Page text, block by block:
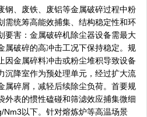
、废铁、废铝等金属破碎过程中粉
需统筹高能效捕集、结构稳定性和环
要害：金属破碎机除尘器设备需最大
属破碎的高冲击工况下保持稳定。规
因金属碎料冲击或粉尘堆积导致设备
沉降室作为预处理单元，经过扩大流
属碎屑，减轻后续除尘负荷。首要规
外表的惯性磕碰和筛滤效应捕集微细
以下。针对熔炼炉等高温场景